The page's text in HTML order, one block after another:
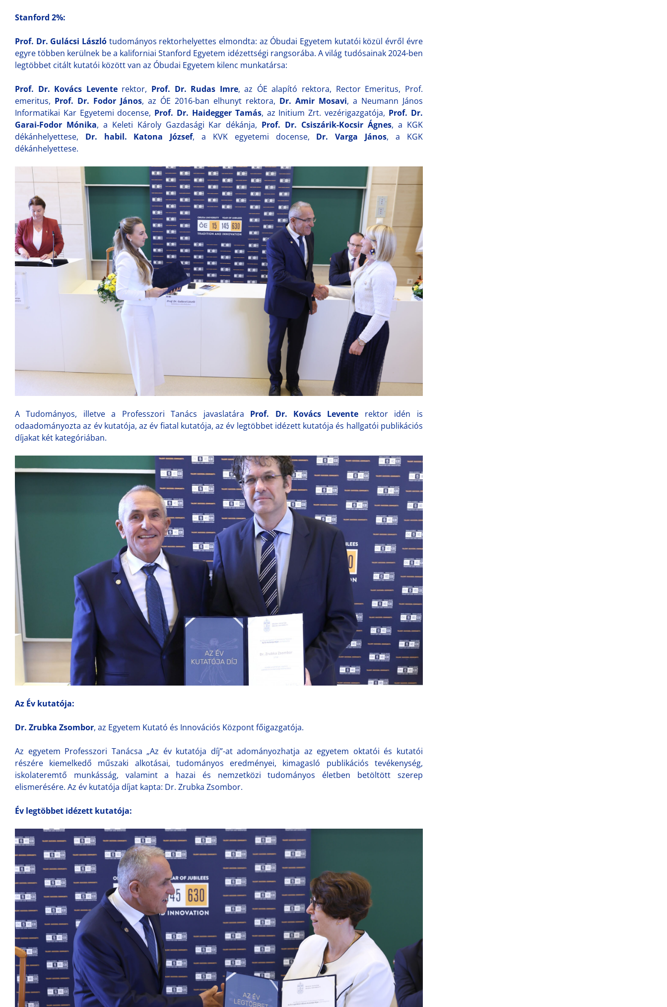
Stanford 2%:
Prof. Dr. Gulácsi László tudományos rektorhelyettes elmondta: az Óbudai Egyetem kutatói közül évről évre
egyre többen kerülnek be a kaliforniai Stanford Egyetem idézettségi rangsorába. A világ tudósainak 2024-ben
legtöbbet citált kutatói között van az Óbudai Egyetem kilenc munkatársa:
Prof. Dr. Kovács Leventerektor, Prof. Dr. Rudas Imre, az ÓE alapító rektora, Rector Emeritus, Prof.
emeritus, Prof. Dr. Fodor János, az ÓE 2016-ban elhunyt rektora, Dr. Amir Mosavi, a Neumann János
Informatikai Kar Egyetemi docense, Prof. Dr. Haidegger Tamás, az Initium Zrt. vezérigazgatója, Prof. Dr.
Garai-Fodor Mónika, a Keleti Károly Gazdasági Kar dékánja, Prof. Dr. Csiszárik-Kocsir Ágnes, a KGK
dékánhelyettese, Dr. habil. Katona József, a KVK egyetemi docense, Dr. Varga János, a KGK
dékánhelyettese.
A Tudományos, illetve a Professzori Tanács javaslatára Prof. Dr. Kovács Levente rektor idén is
odaadományozta az év kutatója, az év fiatal kutatója, az év legtöbbet idézett kutatója és hallgatói publikációs
díjakat két kategóriában.
Az Év kutatója:
Dr. Zrubka Zsombor, az Egyetem Kutató és Innovációs Központ főigazgatója.
Az egyetem Professzori Tanácsa „Az év kutatója díj”-at adományozhatja az egyetem oktatói és kutatói
részére kiemelkedő műszaki alkotásai, tudományos eredményei, kimagasló publikációs tevékenység,
iskolateremtő munkásság, valamint a hazai és nemzetközi tudományos életben betöltött szerep
elismerésére. Az év kutatója díjat kapta: Dr. Zrubka Zsombor.
Év legtöbbet idézett kutatója: